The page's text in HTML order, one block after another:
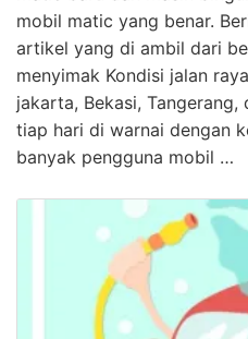
mobil matic yang benar.
artikel yang di ambil dari
menyimak Kondisi jalan
jakarta, Bekasi,
tiap hari di warnai dengan
banyak pengguna mobil …